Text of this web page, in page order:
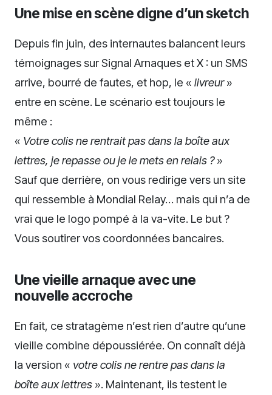
Une mise en scène digne d’un sketch
Depuis fin juin, des internautes balancent leurs
témoignages sur Signal Arnaques et X : un SMS
arrive, bourré de fautes, et hop, le « livreur»
entre en scène. Le scénario est toujours le
même :
« Votre colis ne rentrait pas dans la boîte aux
lettres, je repasse ou je le mets en relais ?»
Sauf que derrière, on vous redirige vers un site
qui ressemble à Mondial Relay… mais qui n’a de
vrai que le logo pompé à la va-vite. Le but ?
Vous soutirer vos coordonnées bancaires.
Une vieille arnaque avec une
nouvelle accroche
En fait, ce stratagème n’est rien d’autre qu’une
vieille combine dépoussiérée. On connaît déjà
la version « votre colis ne rentre pas dans la
boîte aux lettres ». Maintenant, ils testent le